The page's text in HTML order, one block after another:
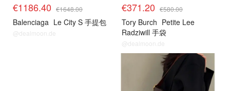
€1186.40 €1648.00
Balenciaga Le City S 手提包
@dealmoon.de
€371.20 €580.00
Tory Burch Petite Lee
Radziwill 手袋
@dealmoon.de